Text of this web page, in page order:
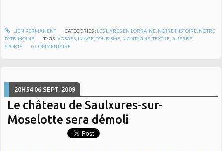
LIEN PERMANENT CATÉGORIES : LES LIVRES EN LORRAINE, NOTRE HISTOIRE, NOTRE
PATRIMOINE
TAGS :VOSGES IMAGE ,TOURISME MONTAGNE ,TEXTILE ,GUERRE
SPORTS
0 COMMENTAIRE
20H54 06 SEPT. 2009
Le château de Saulxures-sur-
Moselotte sera démoli